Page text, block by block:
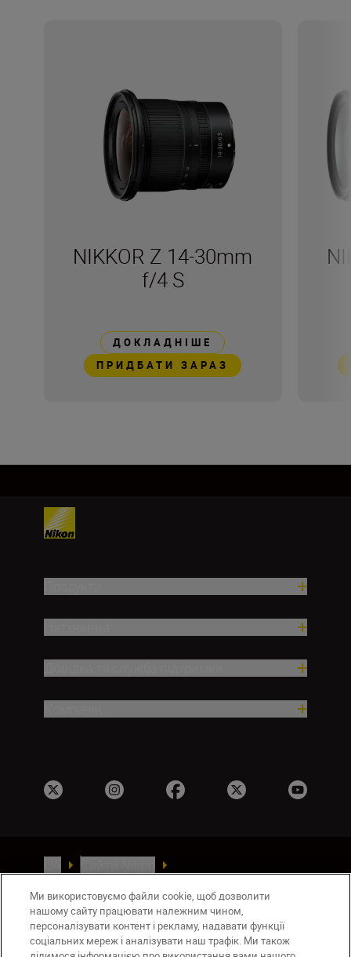
NIKKOR Z 14-30mm
f/4 S
ДОКЛАДНІШЕ
ПРИДБАТИ ЗАРАЗ
Умови використання
Повідомлення про файли cookie
Налаштування Cookie
Ми використовуємо файли cookie, щоб дозволити
нашому сайту працювати належним чином,
персоналізувати контент і рекламу, надавати функції
соціальних мереж і аналізувати наш трафік. Ми також